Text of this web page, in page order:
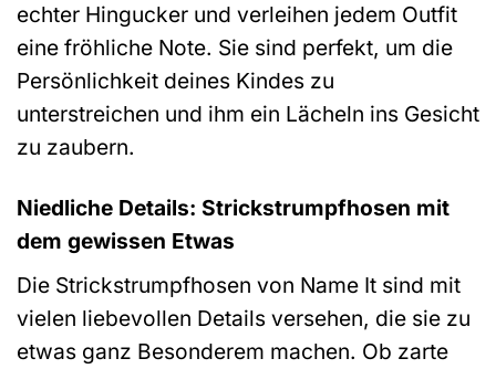
echter Hingucker und verleihen jedem Outfit
eine fröhliche Note. Sie sind perfekt, um die
Persönlichkeit deines Kindes zu
unterstreichen und ihm ein Lächeln ins Gesicht
zu zaubern.
Niedliche Details: Strickstrumpfhosen mit
dem gewissen Etwas
Die Strickstrumpfhosen von Name It sind mit
vielen liebevollen Details versehen, die sie zu
etwas ganz Besonderem machen. Ob zarte